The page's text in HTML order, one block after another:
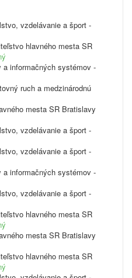
vzdelávanie a šport -
hlavného mesta SR
a informačných systémov -
ruch a medzinárodnú
mesta SR Bratislavy
vzdelávanie a šport -
vzdelávanie a šport -
a informačných systémov -
vzdelávanie a šport -
hlavného mesta SR
mesta SR Bratislavy
hlavného mesta SR